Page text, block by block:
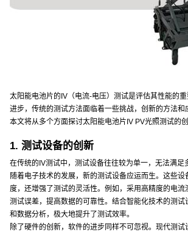
太阳能电池片的IV（电流-电压）测试是评估其性能的
进步，传统的测试方法面临着一些挑战，创新的方法和
本文将从多个方面探讨太阳能电池片IV PV光照测试的创
1. 测试设备的创新
在传统的IV测试中，测试设备往往较为单一，无法满足
随着电子技术的发展，新的测试设备应运而生。这些
度，还增强了测试的灵活性。例如，采用高精度的电
测试误差，提高数据的可靠性。结合智能化技术的测
和数据分析，极大地提升了测试效率。
除了硬件的创新，软件的进步同样不可忽视。现代测